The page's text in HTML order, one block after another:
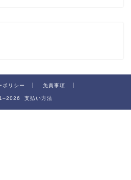
ポリシー 免責事項
支払い方法